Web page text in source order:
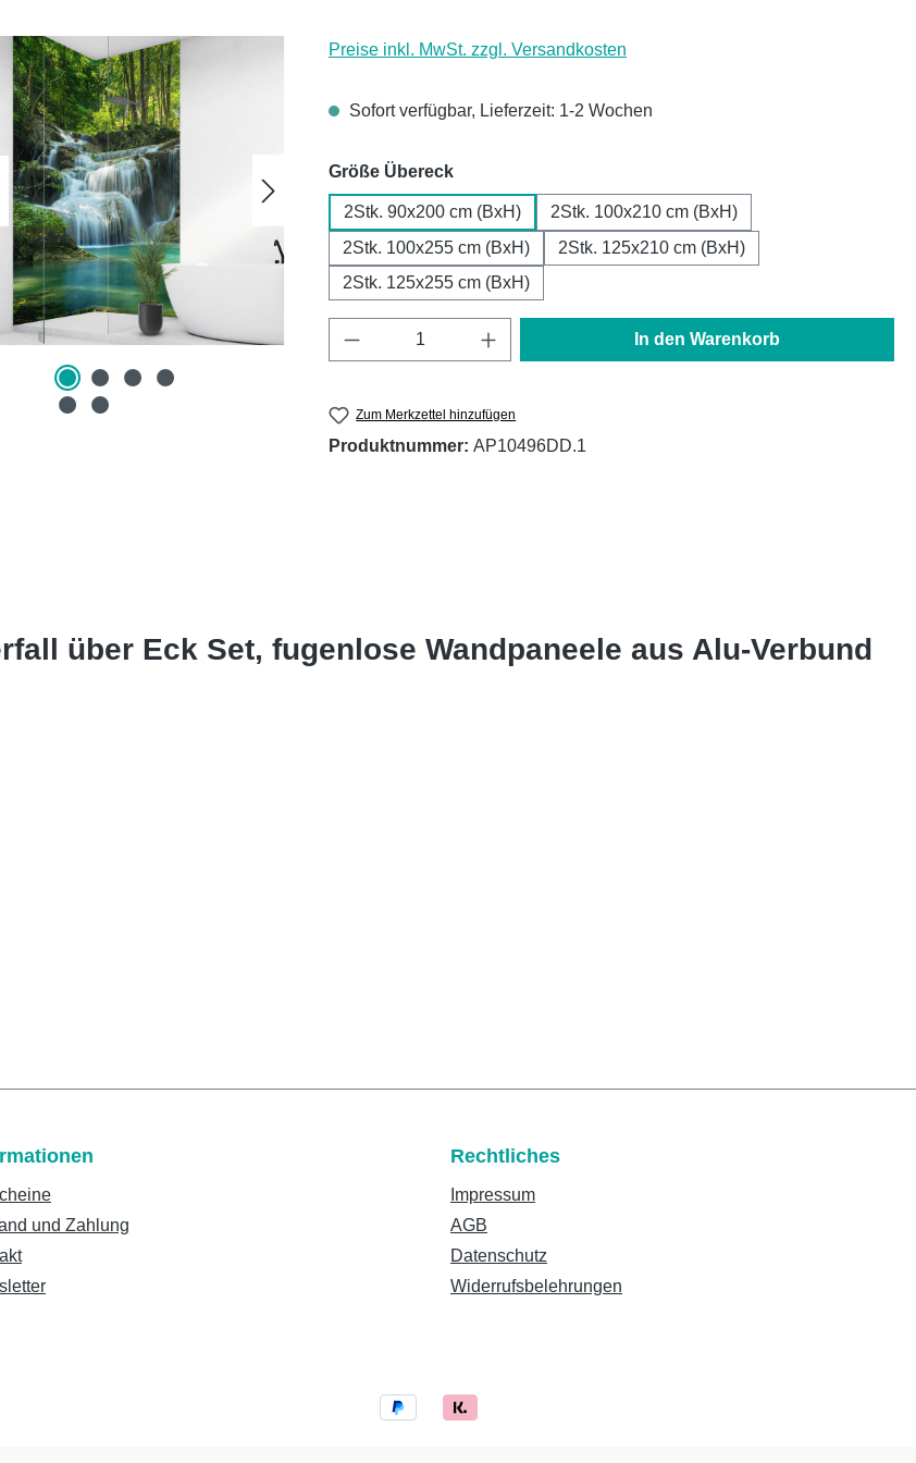
Preise inkl. MwSt. zzgl. Versandkosten
Sofort verfügbar, Lieferzeit: 1-2 Wochen
Größe Übereckauswählen
2Stk. 90x200 cm (BxH)
2Stk. 100x210 cm (BxH)
2Stk. 100x255 cm (BxH)
2Stk. 125x210 cm (BxH)
2Stk. 125x255 cm (BxH)
Produkt Anzahl: Gib den gewünschten Wert ein
In den Warenkorb
Zum Merkzettel hinzufügen
Produktnummer: AP10496DD.1
über Eck Set, fugenlose Wandpaneele aus Alu-Verbund
und Zahlung
Rechtliches
Impressum
AGB
Datenschutz
Widerrufsbelehrungen